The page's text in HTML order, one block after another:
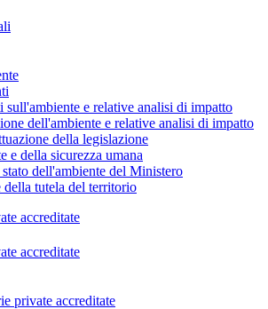
sull'ambiente e relative analisi di impatto
dell'ambiente e relative analisi di impatto
della legislazione
e della sicurezza umana
dell'ambiente del Ministero
tutela del territorio
accreditate
accreditate
private accreditate